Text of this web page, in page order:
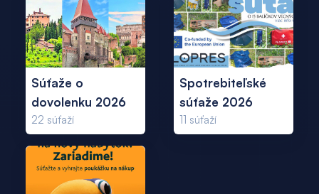
Súťaže o
dovolenku 2026
22 súťaží
Spotrebiteľské
súťaže 2026
11 súťaží